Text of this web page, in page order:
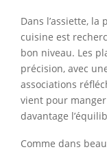
Dans l’assiette, la
cuisine est
bon niveau. Les
précision, avec
associations
vient pour
davantage
Comme dans